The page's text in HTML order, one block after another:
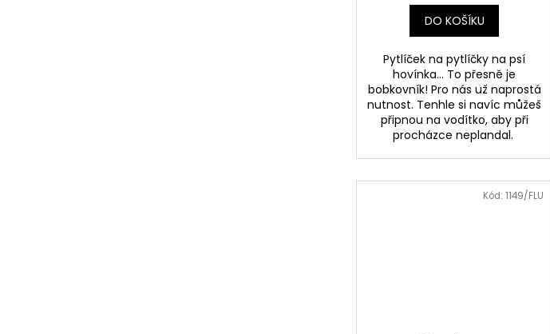
DO KOŠÍKU
Pytlíček na pytlíčky na psí
hovínka... To přesně je
bobkovník! Pro nás už naprostá
nutnost. Tenhle si navíc můžeš
připnou na vodítko, aby při
procházce neplandal.
Kód:1149/FLU